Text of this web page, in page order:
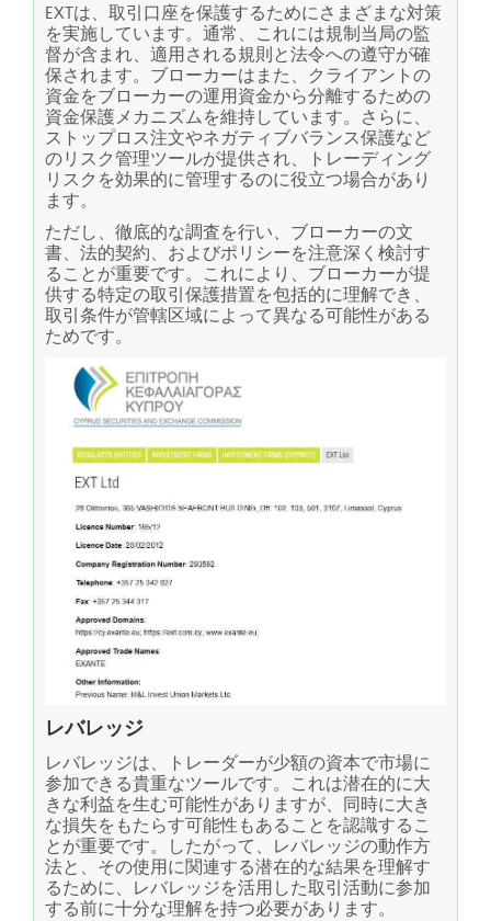
EXTは、取引口座を保護するためにさまざまな対策
を実施しています。通常、これには規制当局の監
督が含まれ、適用される規則と法令への遵守が確
保されます。ブローカーはまた、クライアントの
資金をブローカーの運用資金から分離するための
資金保護メカニズムを維持しています。さらに、
ストップロス注文やネガティブバランス保護など
のリスク管理ツールが提供され、トレーディング
リスクを効果的に管理するのに役立つ場合があり
ます。
ただし、徹底的な調査を行い、ブローカーの文
書、法的契約、およびポリシーを注意深く検討す
ることが重要です。これにより、ブローカーが提
供する特定の取引保護措置を包括的に理解でき、
取引条件が管轄区域によって異なる可能性がある
ためです。
レバレッジ
レバレッジは、トレーダーが少額の資本で市場に
参加できる貴重なツールです。これは潜在的に大
きな利益を生む可能性がありますが、同時に大き
な損失をもたらす可能性もあることを認識するこ
とが重要です。したがって、レバレッジの動作方
法と、その使用に関連する潜在的な結果を理解す
るために、レバレッジを活用した取引活動に参加
する前に十分な理解を持つ必要があります。